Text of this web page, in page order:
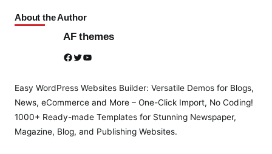
About the Author
AF themes
Facebook Twitter YouTube
Easy WordPress Websites Builder: Versatile Demos for Blogs,
News, eCommerce and More – One-Click Import, No Coding!
1000+ Ready-made Templates for Stunning Newspaper,
Magazine, Blog, and Publishing Websites.